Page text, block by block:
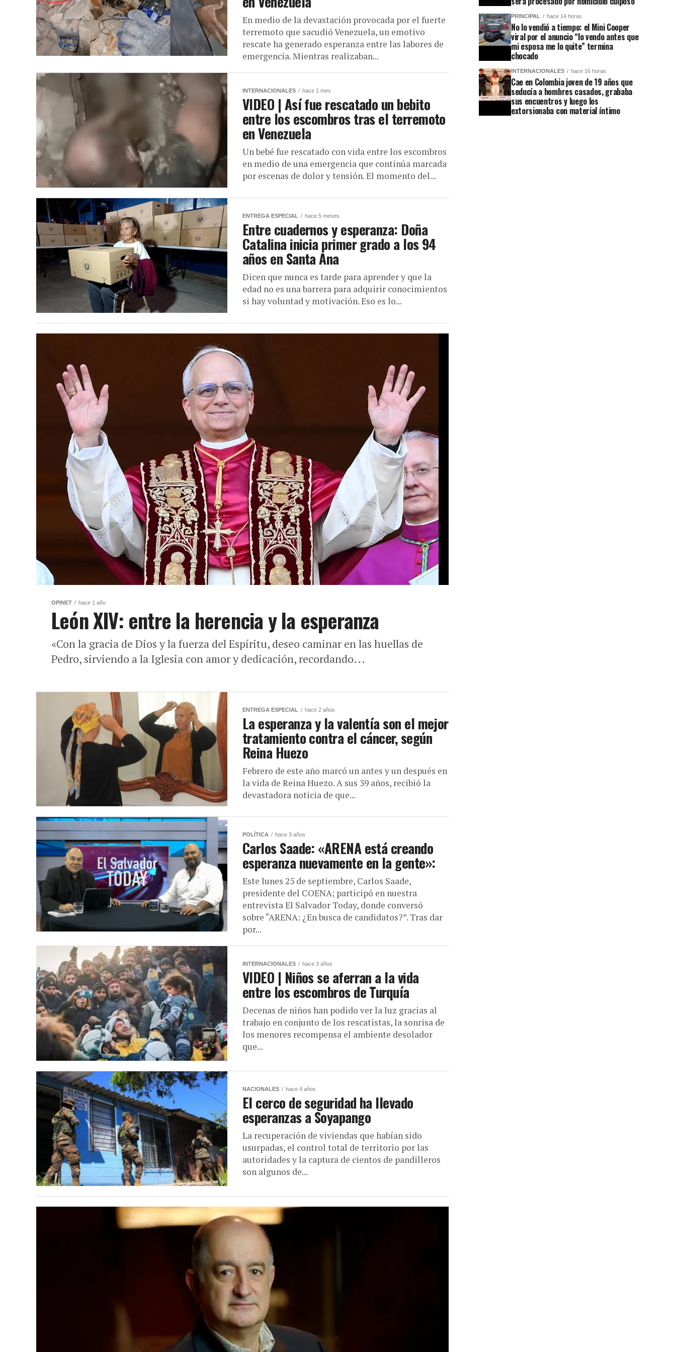
En medio de la devastación provocada por el fuerte
terremoto que sacudió Venezuela, un emotivo
rescate ha generado esperanza entre las labores de
emergencia. Mientras realizaban...
INTERNACIONALES hace 1 mes
VIDEO | Así fue rescatado un bebito
entre los escombros tras el terremoto
en Venezuela
Un bebé fue rescatado con vida entre los escombros
en medio de una emergencia que continúa marcada
por escenas de dolor y tensión. El momento del...
ENTREGA ESPECIAL hace 5 meses
Entre cuadernos y esperanza: Doña
Catalina inicia primer grado a los 94
años en Santa Ana
Dicen que nunca es tarde para aprender y que la
edad no es una barrera para adquirir conocimientos
si hay voluntad y motivación. Eso es lo...
OPINET hace 1 año
León XIV: entre la herencia y la esperanza
«Con la gracia de Dios y la fuerza del Espíritu, deseo caminar en las huellas de
Pedro, sirviendo a la Iglesia con amor y dedicación, recordando...
ENTREGA ESPECIAL hace 2 años
La esperanza y la valentía son el mejor
tratamiento contra el cáncer, según
Reina Huezo
Febrero de este año marcó un antes y un después en
la vida de Reina Huezo. A sus 39 años, recibió la
devastadora noticia de que...
POLÍTICA hace 3 años
Carlos Saade: «ARENA está creando
esperanza nuevamente en la gente»:
Este lunes 25 de septiembre, Carlos Saade,
presidente del COENA; participó en nuestra
entrevista El Salvador Today, donde conversó
sobre “ARENA: ¿En busca de candidatos?”. Tras dar
por...
INTERNACIONALES hace 3 años
VIDEO | Niños se aferran a la vida
entre los escombros de Turquía
Decenas de niños han podido ver la luz gracias al
trabajo en conjunto de los rescatistas, la sonrisa de
los menores recompensa el ambiente desolador
que...
NACIONALES hace 4 años
El cerco de seguridad ha llevado
esperanzas a Soyapango
La recuperación de viviendas que habían sido
usurpadas, el control total de territorio por las
autoridades y la captura de cientos de pandilleros
son algunos de...
PRINCIPAL hace 14 horas
No lo vendió a tiempo: el Mini Cooper
viral por el anuncio “lo vendo antes que
mi esposa me lo quite” termina
chocado
INTERNACIONALES hace 16 horas
Cae en Colombia joven de 19 años que
seducía a hombres casados, grababa
sus encuentros y luego los
extorsionaba con material íntimo